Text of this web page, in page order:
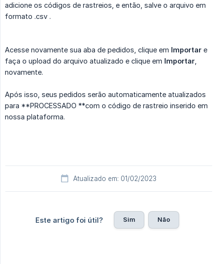
adicione os códigos de rastreios, e então, salve o arquivo em
formato .csv .
Acesse novamente sua aba de pedidos, clique em Importar e
faça o upload do arquivo atualizado e clique em Importar
novamente.
Após isso, seus pedidos serão automaticamente atualizados
para **PROCESSADO **com o código de rastreio inserido em
nossa plataforma.
Atualizado em: 01/02/2023
Este artigo foi útil? Sim Não